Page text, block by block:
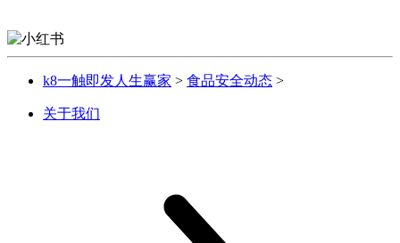
k8一触即发人生赢家 > 食品安全动态 >
关于我们